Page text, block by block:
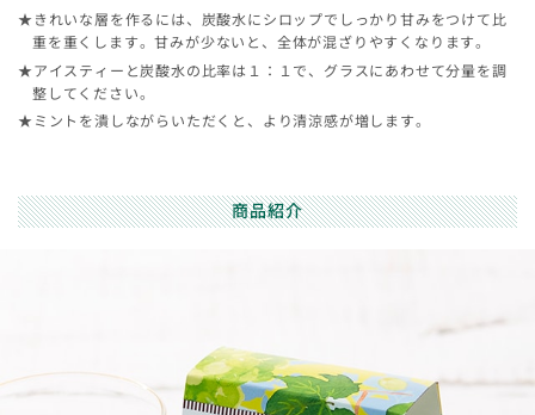
★きれいな層を作るには、炭酸水にシロップでしっかり甘みをつけて比
重を重くします。甘みが少ないと、全体が混ざりやすくなります。
★アイスティーと炭酸水の比率は１：１で、グラスにあわせて分量を調
整してください。
★ミントを潰しながらいただくと、より清涼感が増します。
商品紹介